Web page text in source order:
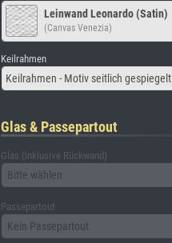
Leinwand Leonardo (Satin)
(Canvas Venezia)
Keilrahmen
Keilrahmen - Motiv seitlich gespiegelt
Glas & Passepartout
Glas (inklusive Rückwand)
Bitte wählen
Passepartout
Kein Passepartout